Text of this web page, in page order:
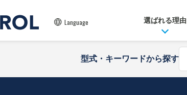
Language 選ばれる理由
型式・キーワードから探す